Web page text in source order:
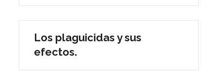
Los plaguicidas y sus
efectos.